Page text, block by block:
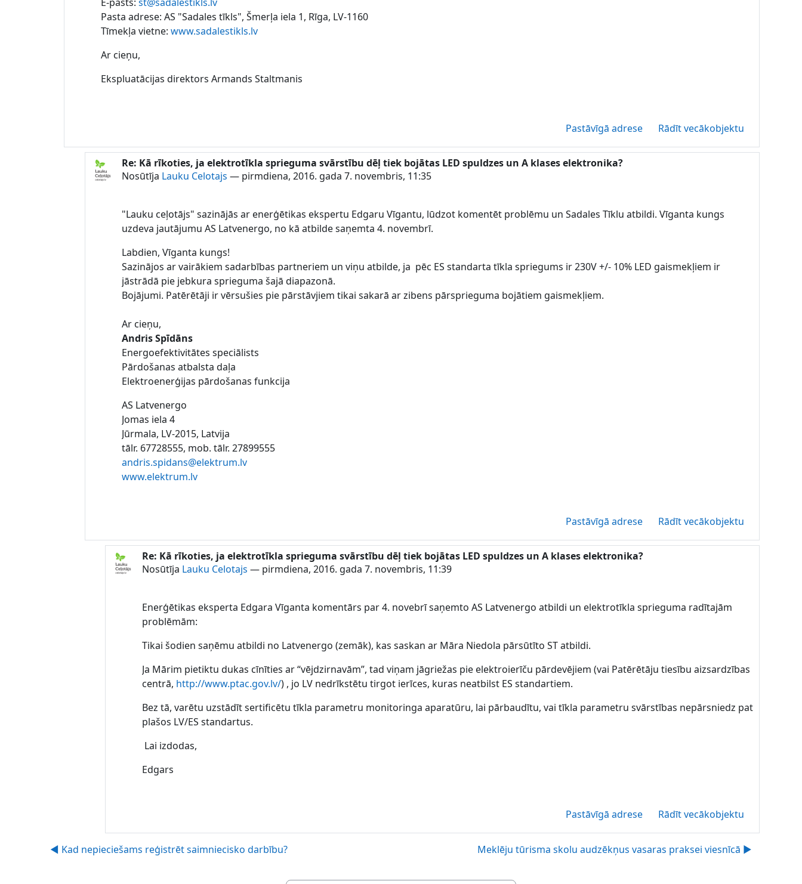
Pasta adrese: AS "Sadales tīkls", Šmerļa iela 1, Rīga, LV-1160
Tīmekļa vietne:www.sadalestikls.lv
Ar cieņu,
Ekspluatācijas direktors Armands Staltmanis
Pastāvīgā adrese Rādīt vecākobjektu
Atbildot uz Lauku Celotajs
Re: Kā rīkoties, ja elektrotīkla sprieguma svārstību dēļ tiek bojātas LED spuldzes un A klases elektronika?
Nosūtīja Lauku Celotajs — pirmdiena, 2016. gada 7. novembris, 11:35
"Lauku ceļotājs" sazinājās ar enerģētikas ekspertu Edgaru Vīgantu, lūdzot komentēt problēmu un Sadales Tīklu atbildi. Vīganta kungs
uzdeva jautājumu AS Latvenergo, no kā atbilde saņemta 4. novembrī.
Labdien, Vīganta kungs!
Sazinājos ar vairākiem sadarbības partneriem un viņu atbilde, ja pēc ES standarta tīkla spriegums ir 230V +/- 10% LED gaismekļiem ir
jāstrādā pie jebkura sprieguma šajā diapazonā.
Bojājumi. Patērētāji ir vērsušies pie pārstāvjiem tikai sakarā ar zibens pārsprieguma bojātiem gaismekļiem.
Ar cieņu,
Andris Spīdāns
Energoefektivitātes speciālists
Pārdošanas atbalsta daļa
Elektroenerģijas pārdošanas funkcija
AS Latvenergo
Jomas iela 4
Jūrmala, LV-2015, Latvija
tālr. 67728555, mob. tālr. 27899555
andris.spidans@elektrum.lv
www.elektrum.lv
Pastāvīgā adrese Rādīt vecākobjektu
Atbildot uz Lauku Celotajs
Re: Kā rīkoties, ja elektrotīkla sprieguma svārstību dēļ tiek bojātas LED spuldzes un A klases elektronika?
Nosūtīja Lauku Celotajs — pirmdiena, 2016. gada 7. novembris, 11:39
Enerģētikas eksperta Edgara Vīganta komentārs par 4. novebrī saņemto AS Latvenergo atbildi un elektrotīkla sprieguma radītajām
problēmām:
Tikai šodien saņēmu atbildi no Latvenergo (zemāk), kas saskan ar Māra Niedola pārsūtīto ST atbildi.
Ja Mārim pietiktu dukas cīnīties ar “vējdzirnavām”, tad viņam jāgriežas pie elektroierīču pārdevējiem (vai Patērētāju tiesību aizsardzības
centrā, http://www.ptac.gov.lv/) , jo LV nedrīkstētu tirgot ierīces, kuras neatbilst ES standartiem.
Bez tā, varētu uzstādīt sertificētu tīkla parametru monitoringa aparatūru, lai pārbaudītu, vai tīkla parametru svārstības nepārsniedz pat
plašos LV/ES standartus.
Lai izdodas,
Edgars
Pastāvīgā adrese Rādīt vecākobjektu
◀︎ Kad nepieciešams reģistrēt saimniecisko darbību? Meklēju tūrisma skolu audzēkņus vasaras praksei viesnīcā ▶︎